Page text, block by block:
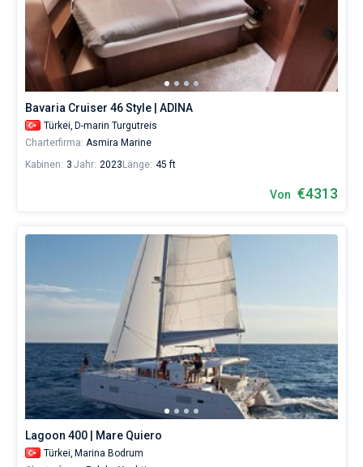
Bavaria Cruiser 46 Style | ADINA
Türkei, D-marin Turgutreis
Charterfirma: Asmira Marine
Kabinen: 3 Jahr: 2023 Länge: 45 ft
Von €4313
Lagoon 400 | Mare Quiero
Türkei, Marina Bodrum